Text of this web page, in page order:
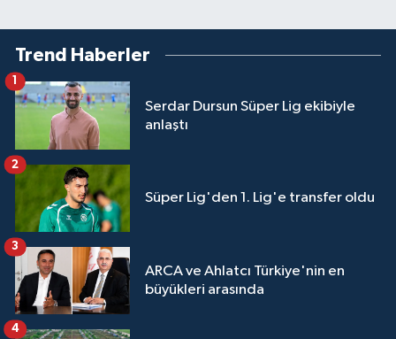
Trend Haberler
Serdar Dursun Süper Lig ekibiyle
anlaştı
Süper Lig'den 1. Lig'e transfer oldu
2
ARCA ve Ahlatcı Türkiye'nin en
büyükleri arasında
3
4